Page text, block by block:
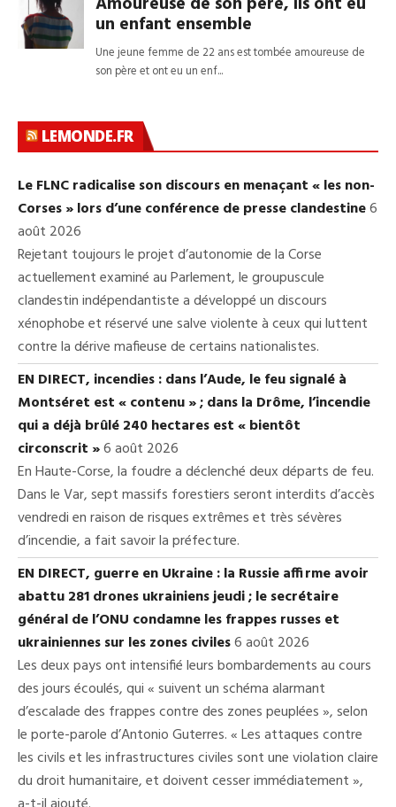
LEMONDE.FR
Le FLNC radicalise son discours en menaçant « les non-
Corses » lors d’une conférence de presse clandestine6
août 2026
Rejetant toujours le projet d’autonomie de la Corse
actuellement examiné au Parlement, le groupuscule
clandestin indépendantiste a développé un discours
xénophobe et réservé une salve violente à ceux qui luttent
contre la dérive mafieuse de certains nationalistes.
EN DIRECT, incendies : dans l’Aude, le feu signalé à
Montséret est « contenu » ; dans la Drôme, l’incendie
qui a déjà brûlé 240 hectares est « bientôt
circonscrit »6 août 2026
En Haute-Corse, la foudre a déclenché deux départs de feu.
Dans le Var, sept massifs forestiers seront interdits d’accès
vendredi en raison de risques extrêmes et très sévères
d’incendie, a fait savoir la préfecture.
EN DIRECT, guerre en Ukraine : la Russie affirme avoir
abattu 281 drones ukrainiens jeudi ; le secrétaire
général de l’ONU condamne les frappes russes et
ukrainiennes sur les zones civiles6 août 2026
Les deux pays ont intensifié leurs bombardements au cours
des jours écoulés, qui « suivent un schéma alarmant
d’escalade des frappes contre des zones peuplées », selon
le porte-parole d’Antonio Guterres. « Les attaques contre
les civils et les infrastructures civiles sont une violation claire
du droit humanitaire, et doivent cesser immédiatement »,